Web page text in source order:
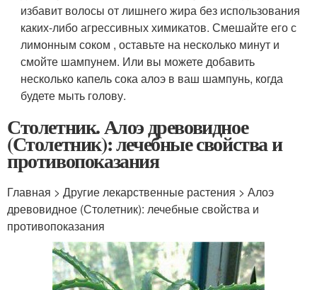
избавит волосы от лишнего жира без использования
каких-либо агрессивных химикатов. Смешайте его с
лимонным соком , оставьте на несколько минут и
смойте шампунем. Или вы можете добавить
несколько капель сока алоэ в ваш шампунь, когда
будете мыть голову.
Столетник. Алоэ древовидное
(Столетник): лечебные свойства и
противопоказания
Главная > Другие лекарственные растения > Алоэ
древовидное (Столетник): лечебные свойства и
противопоказания